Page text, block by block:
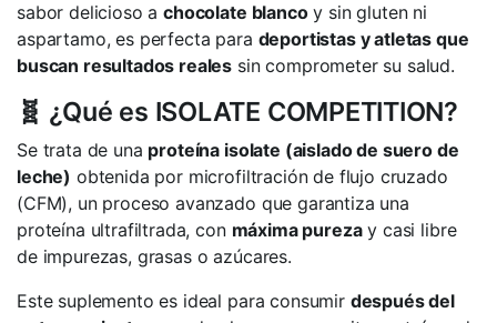
sabor delicioso achocolate blancoy sin gluten ni
aspartamo, es perfecta para deportistas y atletas que
buscan resultados reales sin comprometer su salud.
🧬 ¿Qué es ISOLATE COMPETITION?
Se trata de una proteína isolate (aislado de suero de
leche) obtenida por microfiltración de flujo cruzado
(CFM), un proceso avanzado que garantiza una
proteína ultrafiltrada, con máxima purezay casi libre
de impurezas, grasas o azúcares.
Este suplemento es ideal para consumir después del